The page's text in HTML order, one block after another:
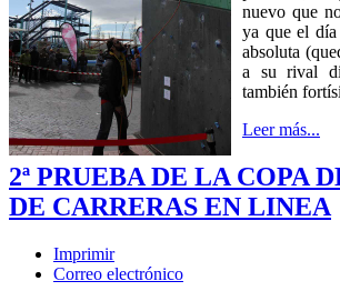
nuevo que
ya que el día
absoluta
a su rival
también
Leer más...
2ª PRUEBA DE LA COPA
DE CARRERAS EN LINEA
Imprimir
Correo electrónico